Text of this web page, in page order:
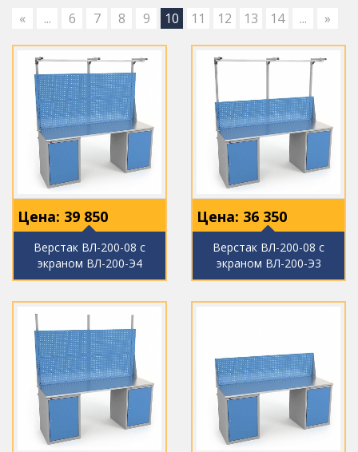
« ... 6 7 8 9 10 11 12 13 14 ... »
Цена: 39 850
Верстак ВЛ-200-08 с
экраном ВЛ-200-Э4
Цена: 36 350
Верстак ВЛ-200-08 с
экраном ВЛ-200-Э3